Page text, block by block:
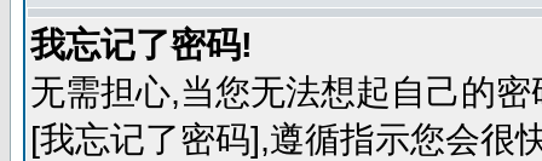
我忘记了密码!
无需担心,当您无法想起自己的
[我忘记了密码],遵循指示您会很